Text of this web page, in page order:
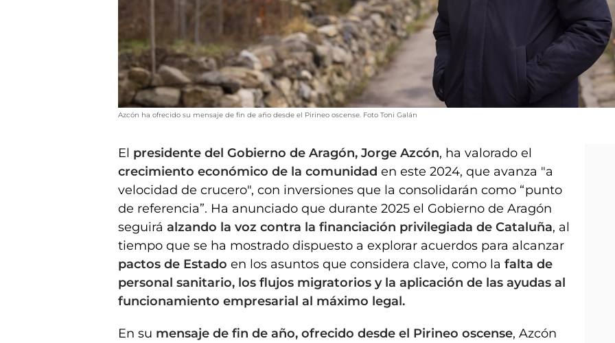
Azcón ha ofrecido su mensaje de fin de año desde el Pirineo oscense. Foto Toni Galán
El presidente del Gobierno de Aragón, Jorge Azcón, ha valorado el
crecimiento económico de la comunidad en este 2024, que avanza "a
velocidad de crucero", con inversiones que la consolidarán como “punto
de referencia”. Ha anunciado que durante 2025 el Gobierno de Aragón
seguirá alzando la voz contra la financiación privilegiada de Cataluña, al
tiempo que se ha mostrado dispuesto a explorar acuerdos para alcanzar
pactos de Estado en los asuntos que considera clave, como la falta de
personal sanitario, los flujos migratorios y la aplicación de las ayudas al
funcionamiento empresarial al máximo legal.
En su mensaje de fin de año, ofrecido desde el Pirineo oscense, Azcón